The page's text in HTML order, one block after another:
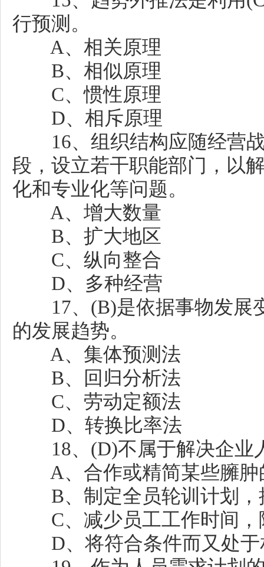
行预测。
A、相关原理
B、相似原理
C、惯性原理
D、相斥原理
16、组织结构应随经营战
段，设立若干职能部门，以
化和专业化等问题。
A、增大数量
B、扩大地区
C、纵向整合
D、多种经营
17、(B)是依据事物发展
的发展趋势。
A、集体预测法
B、回归分析法
C、劳动定额法
D、转换比率法
18、(D)不属于解决企业
A、合作或精简某些臃肿
B、制定全员轮训计划，
C、减少员工工作时间，
D、将符合条件而又处于